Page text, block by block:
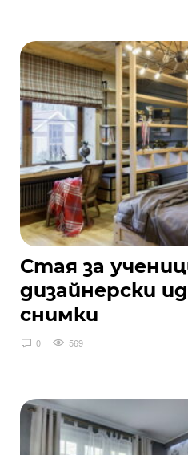
Стая за
дизайнерски
снимки
0 569